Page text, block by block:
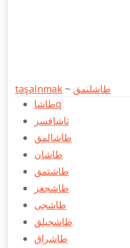
taşalnmak ~ طاشلنمق
طاشاq
تاشاقسز
طاشالمق
طاشان
طاشتمق
طاشجغز
طاشجی
طاشجیلق
طاشراق